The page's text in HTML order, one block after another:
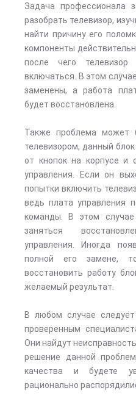
Задача профессионала
разобрать телевизор,
найти причину его
компоненты
после чего телевизор
включаться. В этом
заменены, а работа
будет восстановлена.
Также проблема может
телевизором, данный
от кнопок на корпусе и
управления. Если он
попытки включить
ведь плата управления
команды. В этом случае
заняться
управления. Иногда
полной его замене,
восстановить работу
желаемый результат.
В любом случае
проверенным
Они найдут
решение данной
качества и будете
рационально